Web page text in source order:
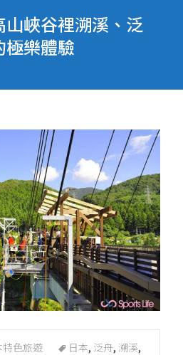
山峽谷裡溯溪、泛
極樂體驗
特色旅遊 日本, 泛舟, 溯溪,